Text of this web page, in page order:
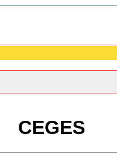
CEGES